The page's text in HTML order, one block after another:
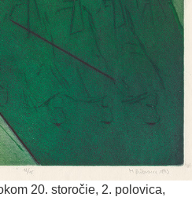
20. storočie, 2. polovica,